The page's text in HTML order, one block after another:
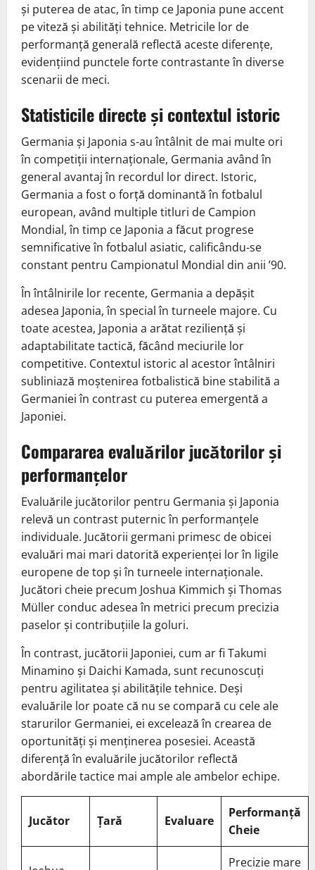
și puterea de atac, în timp ce Japonia pune accent
pe viteză și abilități tehnice. Metricile lor de
performanță generală reflectă aceste diferențe,
evidențiind punctele forte contrastante în diverse
scenarii de meci.
Statisticile directe și contextul istoric
Germania și Japonia s-au întâlnit de mai multe ori
în competiții internaționale, Germania având în
general avantaj în recordul lor direct. Istoric,
Germania a fost o forță dominantă în fotbalul
european, având multiple titluri de Campion
Mondial, în timp ce Japonia a făcut progrese
semnificative în fotbalul asiatic, calificându-se
constant pentru Campionatul Mondial din anii ’90.
În întâlnirile lor recente, Germania a depășit
adesea Japonia, în special în turneele majore. Cu
toate acestea, Japonia a arătat reziliență și
adaptabilitate tactică, făcând meciurile lor
competitive. Contextul istoric al acestor întâlniri
subliniază moștenirea fotbalistică bine stabilită a
Germaniei în contrast cu puterea emergentă a
Japoniei.
Compararea evaluărilor jucătorilor și
performanțelor
Evaluările jucătorilor pentru Germania și Japonia
relevă un contrast puternic în performanțele
individuale. Jucătorii germani primesc de obicei
evaluări mai mari datorită experienței lor în ligile
europene de top și în turneele internaționale.
Jucători cheie precum Joshua Kimmich și Thomas
Müller conduc adesea în metrici precum precizia
paselor și contribuțiile la goluri.
În contrast, jucătorii Japoniei, cum ar fi Takumi
Minamino și Daichi Kamada, sunt recunoscuți
pentru agilitatea și abilitățile tehnice. Deși
evaluările lor poate că nu se compară cu cele ale
starurilor Germaniei, ei excelează în crearea de
oportunități și menținerea posesiei. Această
diferență în evaluările jucătorilor reflectă
abordările tactice mai ample ale ambelor echipe.
Jucător Țară Evaluare
Performanță
Cheie
Precizie mare